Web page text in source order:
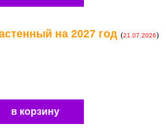
на 2027 год(21.07.2026)
в корзину